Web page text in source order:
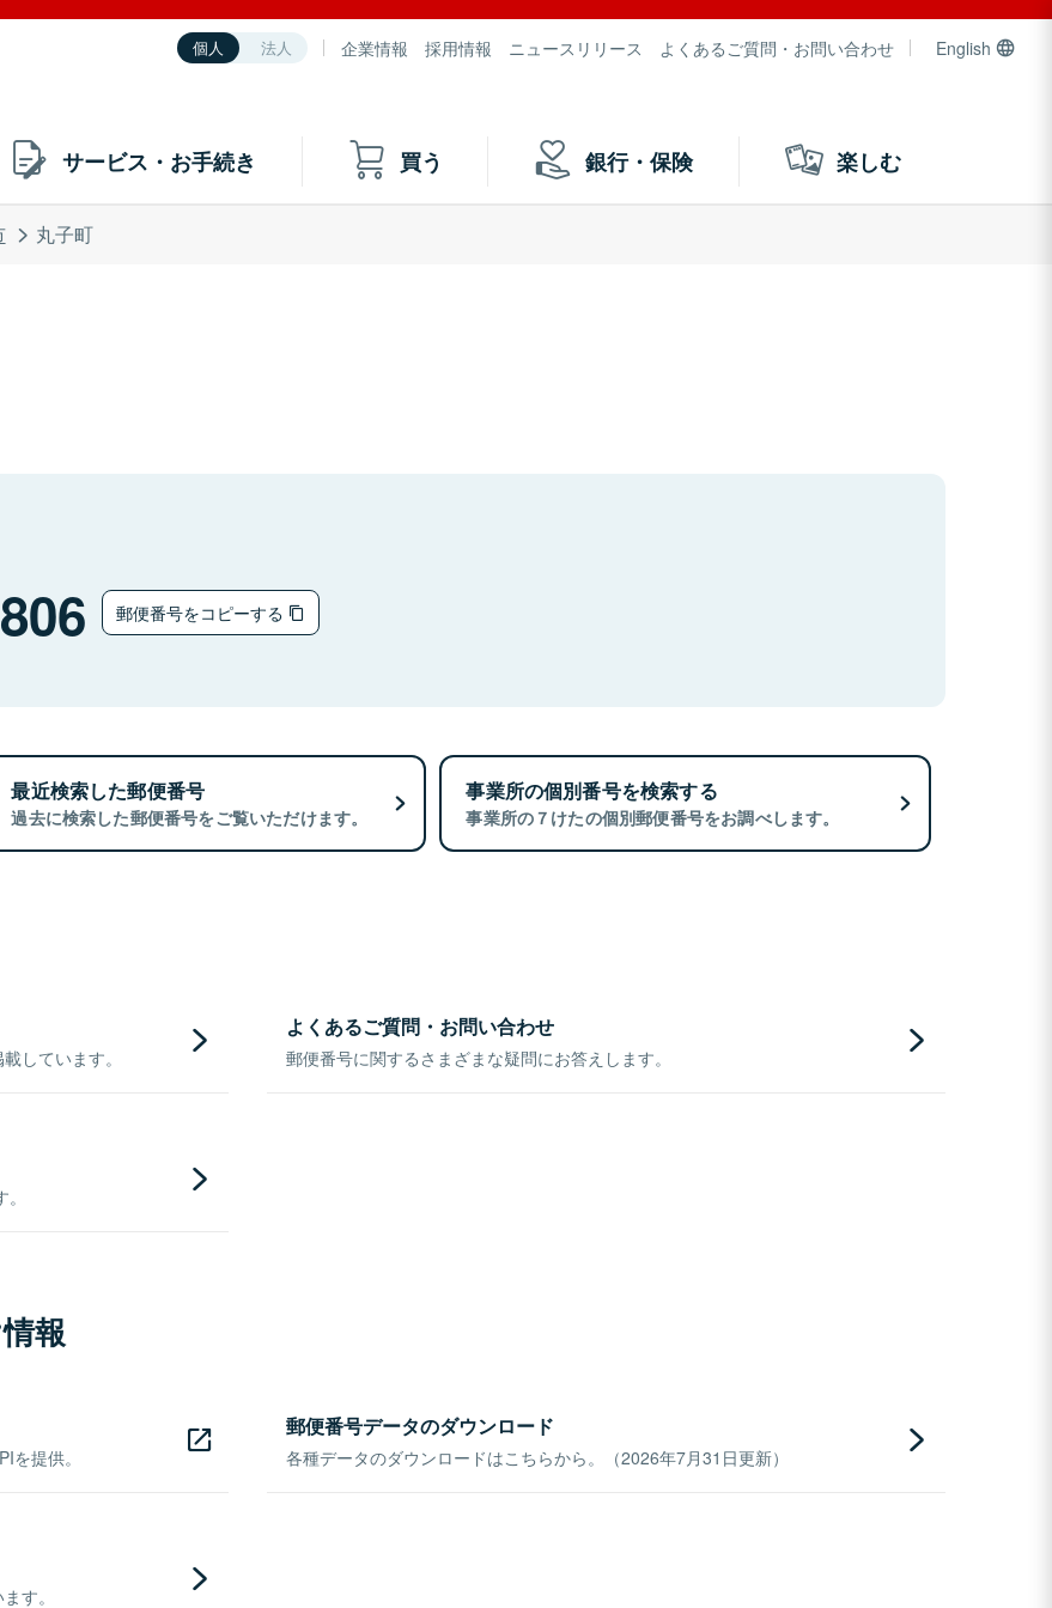
個人 法人 企業情報 採用情報 ニュースリリース よくあるご質問・お問い合わせ English
サービス・お手続き 買う 銀行・保険 楽しむ
丸子町
郵便番号をコピーする
最近検索した郵便番号
過去に検索した郵便番号をご覧いただけます。
事業所の個別番号を検索する
事業所の７けたの個別郵便番号をお調べします。
しています。
よくあるご質問・お問い合わせ
郵便番号に関するさまざまな疑問にお答えします。
報
提供。
郵便番号データのダウンロード
各種データのダウンロードはこちらから。（2026年7月31日更新）
す。